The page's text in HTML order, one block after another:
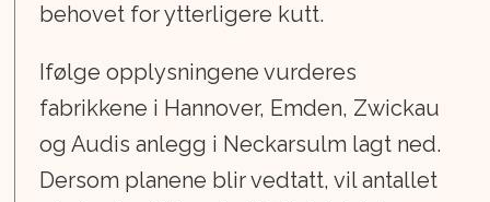
behovet for ytterligere kutt.
Ifølge opplysningene vurderes
fabrikkene i Hannover, Emden, Zwickau
og Audis anlegg i Neckarsulm lagt ned.
Dersom planene blir vedtatt, vil antallet